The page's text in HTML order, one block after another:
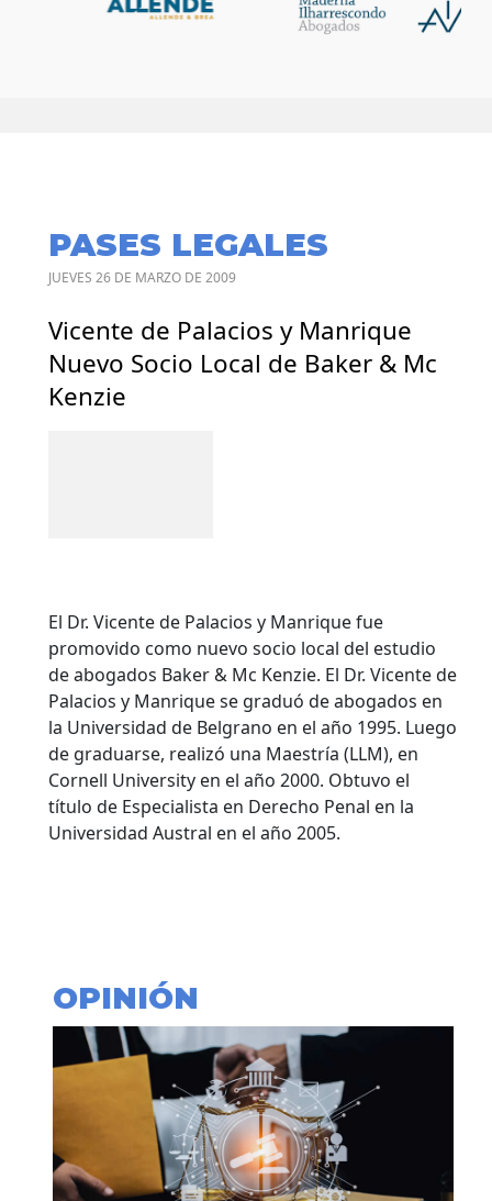
PASES LEGALES
JUEVES 26 DE MARZO DE 2009
Vicente de Palacios y Manrique
Nuevo Socio Local de Baker & Mc
Kenzie
El Dr. Vicente de Palacios y Manrique fue
promovido como nuevo socio local del estudio
de abogados Baker & Mc Kenzie. El Dr. Vicente de
Palacios y Manrique se graduó de abogados en
la Universidad de Belgrano en el año 1995. Luego
de graduarse, realizó una Maestría (LLM), en
Cornell University en el año 2000. Obtuvo el
título de Especialista en Derecho Penal en la
Universidad Austral en el año 2005.
OPINIÓN